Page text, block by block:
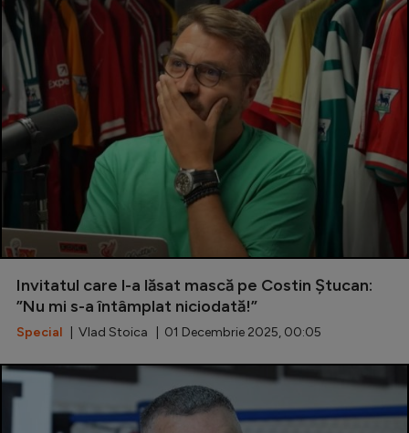
Invitatul care l-a lăsat mască pe Costin Ștucan:
”Nu mi s-a întâmplat niciodată!”
Special | Vlad Stoica | 01 Decembrie 2025, 00:05